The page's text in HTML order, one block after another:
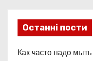
м
Останні пости
Как часто надо